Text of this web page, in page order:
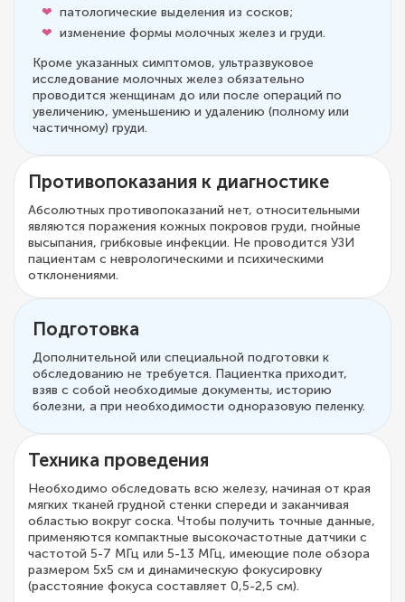
патологические выделения из сосков;
изменение формы молочных желез и груди.
Кроме указанных симптомов, ультразвуковое
исследование молочных желез обязательно
проводится женщинам до или после операций по
увеличению, уменьшению и удалению (полному или
частичному) груди.
Противопоказания к диагностике
Абсолютных противопоказаний нет, относительными
являются поражения кожных покровов груди, гнойные
высыпания, грибковые инфекции. Не проводится УЗИ
пациентам с неврологическими и психическими
отклонениями.
Подготовка
Дополнительной или специальной подготовки к
обследованию не требуется. Пациентка приходит,
взяв с собой необходимые документы, историю
болезни, а при необходимости одноразовую пеленку.
Техника проведения
Необходимо обследовать всю железу, начиная от края
мягких тканей грудной стенки спереди и заканчивая
областью вокруг соска. Чтобы получить точные данные,
применяются компактные высокочастотные датчики с
частотой 5-7 МГц или 5-13 МГц, имеющие поле обзора
размером 5х5 см и динамическую фокусировку
(расстояние фокуса составляет 0,5-2,5 см).